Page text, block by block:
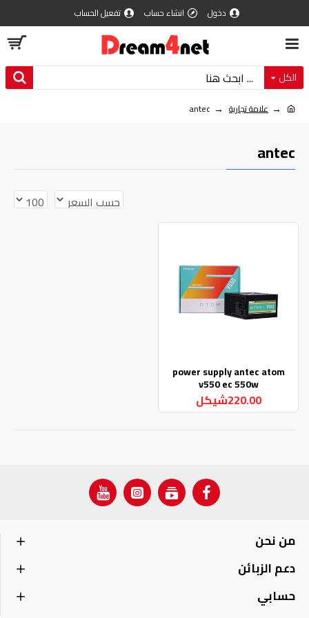
دخول انشاء حساب تفعيل الحساب
الكل
علامة تجارية antec
antec
power supply antec atom
v550 ec 550w
220.00شيكل
من نحن
دعم الزبائن
حسابي